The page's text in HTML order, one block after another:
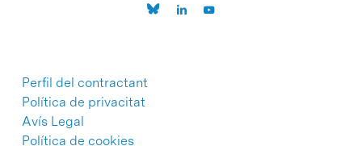
Perfil del contractant
Política de privacitat
Avís Legal
Política de cookies